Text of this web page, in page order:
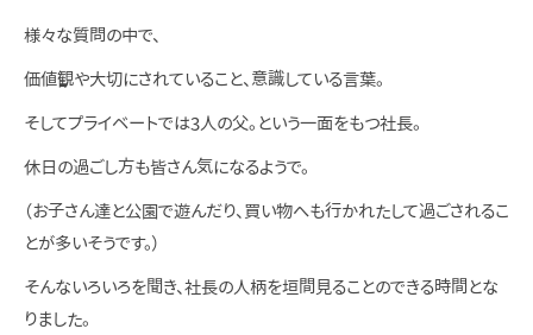
様々な質問の中で、
価値観や大切にされていること、意識している言葉。
そしてプライベートでは3人の父。という一面をもつ社長。
休日の過ごし方も皆さん気になるようで。
（お子さん達と公園で遊んだり、買い物へも行かれたして過ごされるこ
とが多いそうです。）
そんないろいろを聞き、社長の人柄を垣間見ることのできる時間とな
りました。